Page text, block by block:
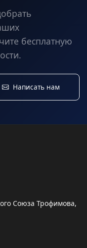
бесплатную
Написать нам
Союза Трофимова,